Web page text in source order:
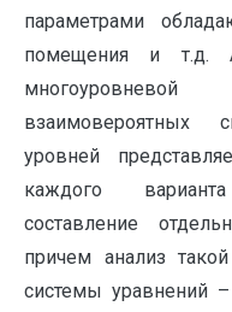
параметрами
помещения и т.д.
взаимовероятных
уровней
каждого
составление
причем анализ
системы уравнений